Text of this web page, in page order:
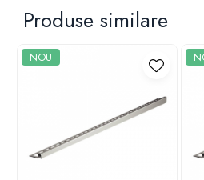
Produse similare
NOU